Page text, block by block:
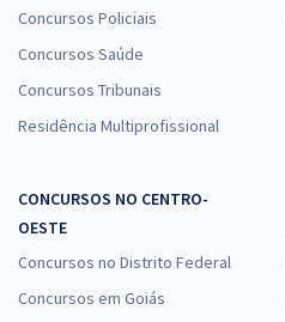
Concursos Policiais
Concursos Saúde
Concursos Tribunais
Residência Multiprofissional
CONCURSOS NO CENTRO-
OESTE
Concursos no Distrito Federal
Concursos em Goiás